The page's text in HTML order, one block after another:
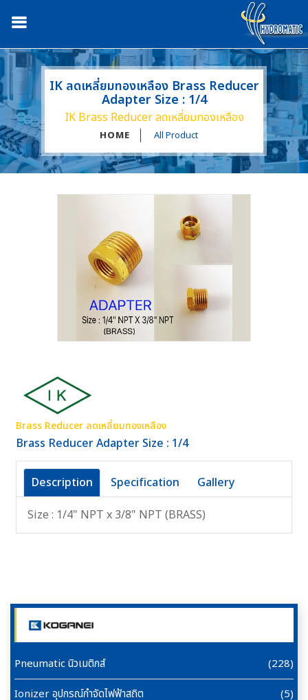
IK ลดเหลี่ยมทองเหลือง Brass Reducer
Adapter Size : 1/4
IK Brass Reducer ลดเหลี่ยมทองเหลือง
HOME All Product
Pneumatic นิวเมติกส์
(228)
Ionizer อุปกรณ์กำจัดไฟฟ้าสถิต
(5)
Brass Reducer ลดเหลี่ยมทองเหลือง
Brass Reducer Adapter Size : 1/4
Description Specification
Gallery
Size : 1/4" NPT x 3/8" NPT (BRASS)